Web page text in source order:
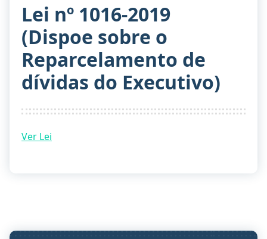
Lei nº 1016-2019
(Dispoe sobre o
Reparcelamento de
dívidas do Executivo)
Ver Lei